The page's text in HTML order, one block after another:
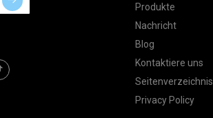
Produkte
Nachricht
Blog
Kontaktiere uns
Seitenverzeichnis
Privacy Policy